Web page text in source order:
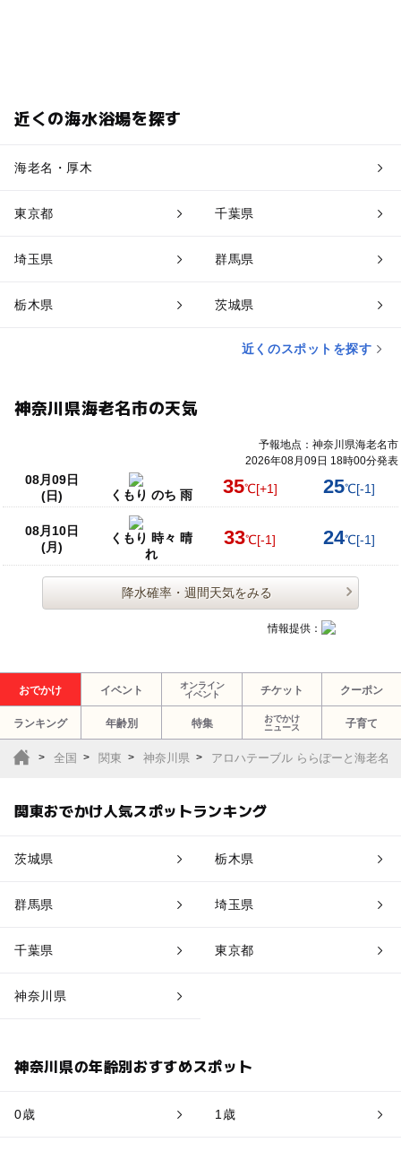
近くの海水浴場を探す
海老名・厚木
東京都 千葉県
埼玉県 群馬県
栃木県 茨城県
近くのスポットを探す
神奈川県海老名市の天気
予報地点：神奈川県海老名市
2026年08月09日 18時00分発表
08月09日
(日)
くもり のち 雨 35℃[+1] 25℃[-1]
08月10日
(月)
くもり 時々 晴
れ
33℃[-1] 24℃[-1]
降水確率・週間天気をみる
情報提供：
おでかけ イベント
オンライン
イベント
チケット クーポン
ランキング 年齢別 特集
おでかけ
ニュース
子育て
全国 関東 神奈川県 アロハテーブル ららぽーと海老名
関東おでかけ人気スポットランキング
茨城県 栃木県
群馬県 埼玉県
千葉県 東京都
神奈川県
神奈川県の年齢別おすすめスポット
0歳 1歳